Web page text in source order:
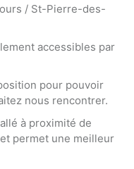
/ St-Pierre-des-
accessibles par
pour pouvoir
nous rencontrer.
à proximité de
permet une meilleur